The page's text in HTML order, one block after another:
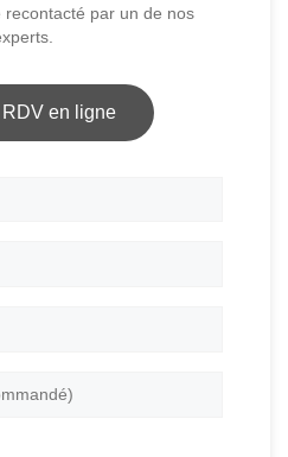
par un de nos
en ligne